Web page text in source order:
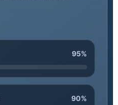
95%
90%